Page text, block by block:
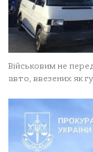
Військовим не
авто, ввезених як